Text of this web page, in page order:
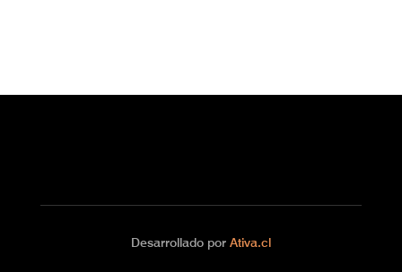
Desarrollado por Ativa.cl